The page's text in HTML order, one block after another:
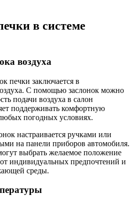
в системе
воздуха
печки заключается в
С помощью заслонок можно
подачи воздуха в салон
поддерживать комфортную
погодных условиях.
настраивается ручками или
на панели приборов автомобиля.
выбрать желаемое положение
индивидуальных предпочтений и
среды.